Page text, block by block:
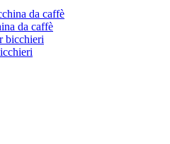
da caffè